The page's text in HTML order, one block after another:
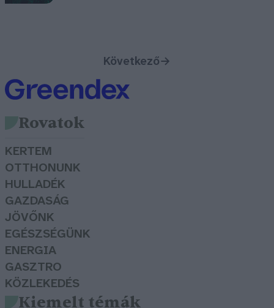
Következő→
Rovatok
KERTEM
OTTHONUNK
HULLADÉK
GAZDASÁG
JÖVŐNK
EGÉSZSÉGÜNK
ENERGIA
GASZTRO
KÖZLEKEDÉS
Kiemelt témák